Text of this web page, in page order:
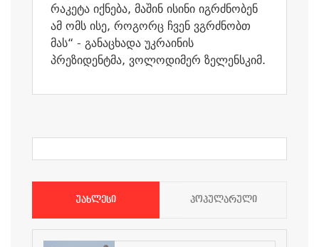
რაკეტა იქნება, მაშინ ისინი იგრძნობენ
ამ ომს ისე, როგორც ჩვენ ვგრძნობთ
მას“ - განაცხადა უკრაინის
პრეზიდენტმა, ვოლოდიმერ ზელენსკიმ.
ᲣᲐᲮᲚᲔᲡᲘ ᲞᲝᲞᲣᲚᲐᲠᲣᲚᲘ